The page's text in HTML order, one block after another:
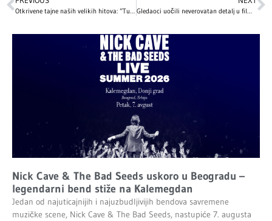
Otkrivene tajne naših velikih hitova: “Tuga iz Poršea” krije detalje Reljine prošlosti, a evo koju simboliku nosi pesma “Sava i Dunav” Gledaoci uočili neverovatan detalj u filmu „Love Actually“ – nakon ovog saznanja ovaj božićni klasik gledaćete potpuno drugim očima!
Nick Cave & The Bad Seeds uskoro u Beogradu –
legendarni bend stiže na Kalemegdan
Jedan od najuticajnijih i najuzbudljivijih bendova savremene
muzičke scene, Nick Cave & The Bad Seeds, nastupiće 7. augusta